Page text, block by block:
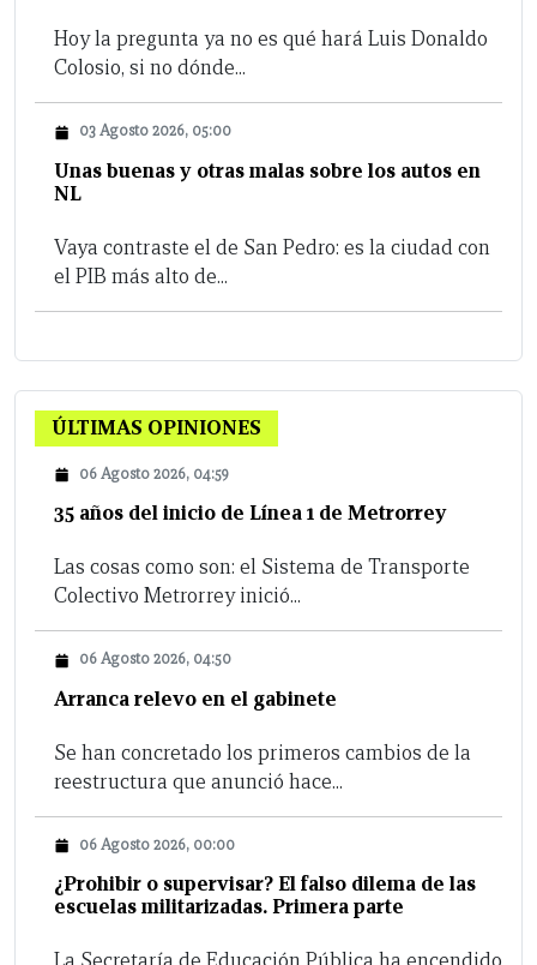
Hoy la pregunta ya no es qué hará Luis Donaldo
Colosio, si no dónde...
03 Agosto 2026, 05:00
Unas buenas y otras malas sobre los autos en
NL
Vaya contraste el de San Pedro: es la ciudad con
el PIB más alto de...
ÚLTIMAS OPINIONES
06 Agosto 2026, 04:59
35 años del inicio de Línea 1 de Metrorrey
Las cosas como son: el Sistema de Transporte
Colectivo Metrorrey inició...
06 Agosto 2026, 04:50
Arranca relevo en el gabinete
Se han concretado los primeros cambios de la
reestructura que anunció hace...
06 Agosto 2026, 00:00
¿Prohibir o supervisar? El falso dilema de las
escuelas militarizadas. Primera parte